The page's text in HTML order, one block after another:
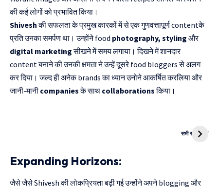
की कई लोगों को प्रभावित किया।
Shiveshकी सफलता के प्रमुख कारकों में से एक गुणवत्तापूर्ण contentके
प्रति उनका समर्पण था। उन्होंने food photography, styling और
digital marketingसीखने में समय लगाया। दिखने में शानदार
content बनाने की उनकी क्षमता ने उन्हें दूसरे food bloggers से अलग
कर दिया। जल्द ही अनेक brands का ध्यान उनोने आकर्षित करलिया और
जानी-मानी companiesके साथ collaborationsकिया।
सभी स्टोरी देखें
Kanya Vivah
Expanding Horizons:
जैसे जैसे Shivesh की लोकप्रियता बढ़ी गई उन्होंने अपने blogging और